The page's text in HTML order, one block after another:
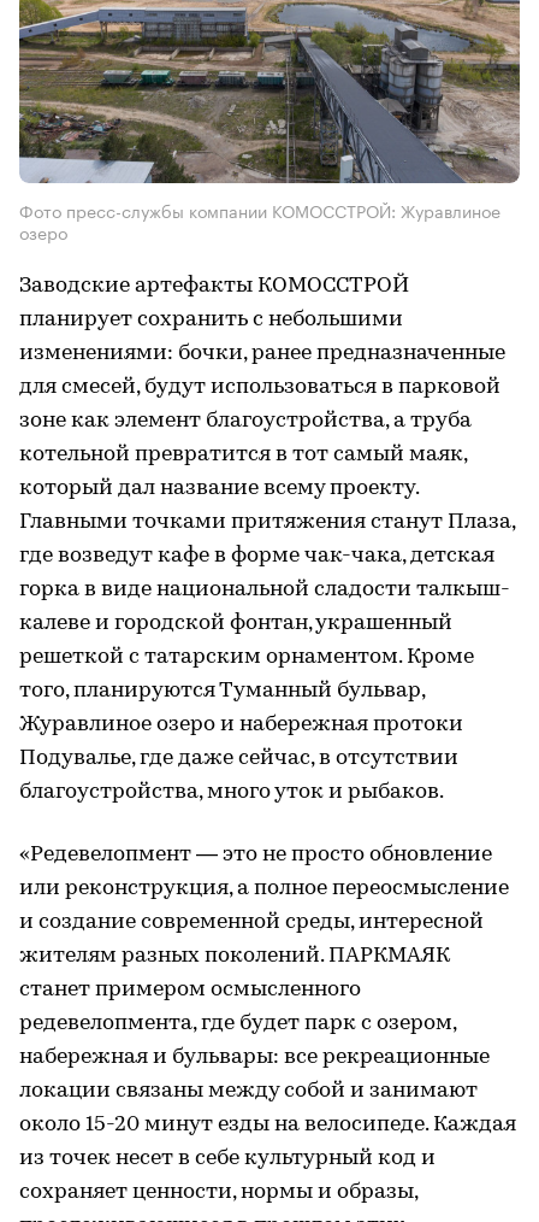
Фото пресс-службы компании КОМОССТРОЙ: Журавлиное
озеро
Заводские артефакты КОМОССТРОЙ
планирует сохранить с небольшими
изменениями: бочки, ранее предназначенные
для смесей, будут использоваться в парковой
зоне как элемент благоустройства, а труба
котельной превратится в тот самый маяк,
который дал название всему проекту.
Главными точками притяжения станут Плаза,
где возведут кафе в форме чак-чака, детская
горка в виде национальной сладости талкыш-
калеве и городской фонтан, украшенный
решеткой с татарским орнаментом. Кроме
того, планируются Туманный бульвар,
Журавлиное озеро и набережная протоки
Подувалье, где даже сейчас, в отсутствии
благоустройства, много уток и рыбаков.
«Редевелопмент — это не просто обновление
или реконструкция, а полное переосмысление
и создание современной среды, интересной
жителям разных поколений. ПАРКМАЯК
станет примером осмысленного
редевелопмента, где будет парк с озером,
набережная и бульвары: все рекреационные
локации связаны между собой и занимают
около 15-20 минут езды на велосипеде. Каждая
из точек несет в себе культурный код и
сохраняет ценности, нормы и образы,